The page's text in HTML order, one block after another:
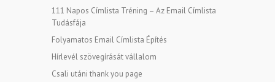
111 Napos Címlista Tréning – Az Email Címlista
Tudásfája
Folyamatos Email Címlista Építés
Hírlevél szövegírását vállalom
Csali utáni thank you page